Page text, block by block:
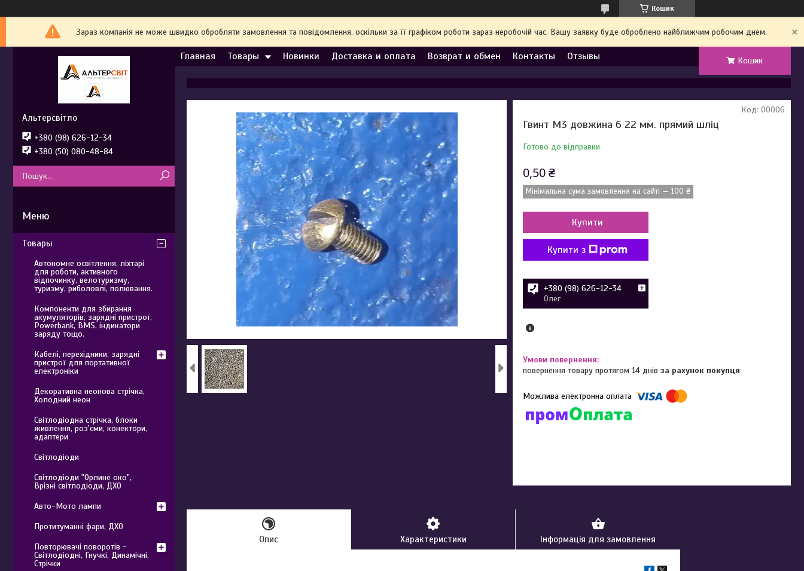
Кошик
Зараз компанія не може швидко обробляти замовлення та повідомлення, оскільки за її графіком роботи зараз неробочій час. Вашу заявку буде оброблено найближчим робочим днем.
Главная Товары Новинки Доставка и оплата Возврат и обмен Контакты Отзывы Кошик
Гвинт М3 довжина 6 22 мм. прямий шліц
Готово до відправки
Код: 00006
0,50 ₴
Мінімальна сума замовлення на сайті — 100 ₴
Купити
Купити з
+380 (98) 626-12-34
Олег
повернення товару протягом 14 днівза рахунок покупця
Опис Характеристики Інформація для замовлення
Альтерсвітло
+380 (98) 626-12-34
+380 (50) 080-48-84
Товары
Автономне освітлення, ліхтарі
для роботи, активного
відпочинку, велотуризму,
туризму, риболовлі, полювання.
Компоненти для збирання
акумуляторів, зарядні пристрої,
Powerbank, BMS, індикатори
заряду тощо.
Кабелі, перехідники, зарядні
пристрої для портативної
електроніки
Декоративна неонова стрічка,
Холодний неон
Світлодіодна стрічка, блоки
живлення, роз'єми, конектори,
адаптери
Світлодіоди
Світлодіоди "Орлине око",
Врізні світлодіоди, ДХО
Авто-Мото лампи
Протитуманні фари, ДХО
Повторювачі поворотів -
Світлодіодні, Гнучкі, Динамічні,
Стрічки